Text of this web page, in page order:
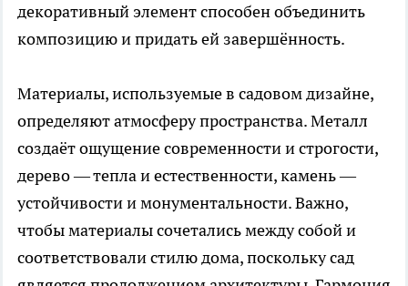
декоративный элемент способен объединить
композицию и придать ей завершённость.
Материалы, используемые в садовом дизайне,
определяют атмосферу пространства. Металл
создаёт ощущение современности и строгости,
дерево — тепла и естественности, камень —
устойчивости и монументальности. Важно,
чтобы материалы сочетались между собой и
соответствовали стилю дома, поскольку сад